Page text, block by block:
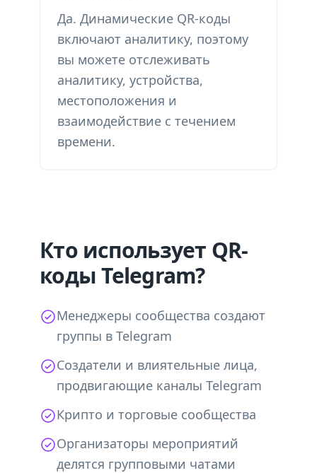
Да. Динамические QR-коды
включают аналитику, поэтому
вы можете отслеживать
аналитику, устройства,
местоположения и
взаимодействие с течением
времени.
Кто использует QR-
коды Telegram?
Менеджеры сообщества создают
группы в Telegram
Создатели и влиятельные лица,
продвигающие каналы Telegram
Крипто и торговые сообщества
Организаторы мероприятий
делятся групповыми чатами